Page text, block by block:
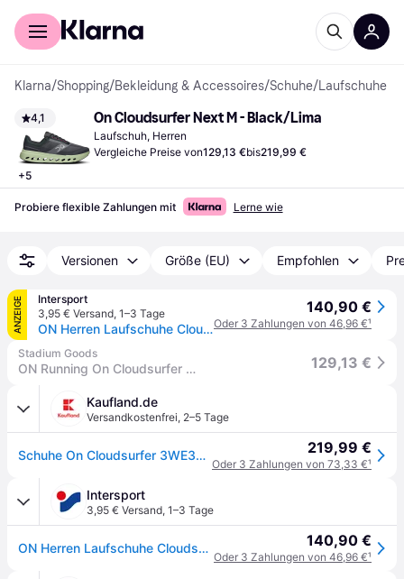
Für Shopper
Klarna/Shopping/Bekleidung & Accessoires/Schuhe/Laufschuhe
4,1
+5
On Cloudsurfer Next M - Black/Lima
Laufschuh, Herren
Vergleiche Preise von129,13 €bis219,99 €
Probiere flexible Zahlungen mit Lerne wie
Versionen Größe (EU) Empfohlen
ANZEIGE
Intersport
3,95 € Versand, 1–3 Tage
ON Herren Laufschuhe Cloudsurfer Next
140,90 €
Oder 3 Zahlungen von 46,96 €¹
Stadium Goods
ON Running On Cloudsurfer Next Womens "Black Lima" 3We30052535" - Shoes - Size 6W 129,13 €
Kaufland.de
Versandkostenfrei, 2–5 Tage
Schuhe On Cloudsurfer 3WE30052535 219,99 €
Oder 3 Zahlungen von 73,33 €¹
Intersport
3,95 € Versand, 1–3 Tage
ON Herren Laufschuhe Cloudsurfer Next 140,90 €
Oder 3 Zahlungen von 46,96 €¹